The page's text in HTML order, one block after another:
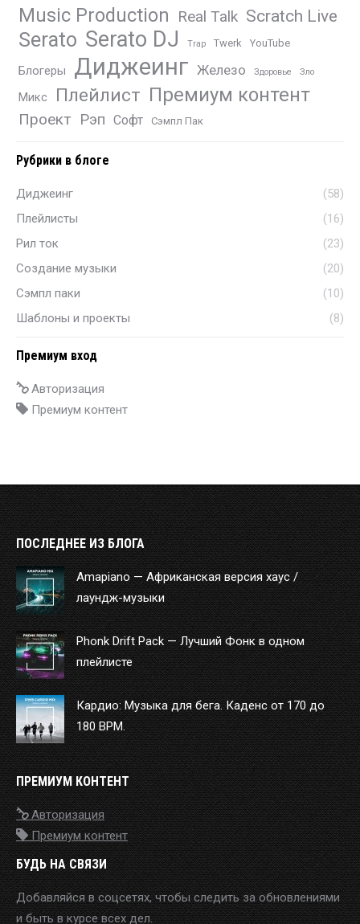
Music Production Real Talk Scratch Live
Serato Serato DJ Trap Twerk YouTube
Блогеры Диджеинг Железо Здоровье Зло
Микс Плейлист Премиум контент
Проект Рэп Софт Сэмпл Пак
Рубрики в блоге
Диджеинг
(58)
Плейлисты
(16)
Рил ток
(23)
Создание музыки
(20)
Сэмпл паки
(10)
Шаблоны и проекты
(8)
Премиум вход
Авторизация
Премиум контент
ПОСЛЕДНЕЕ ИЗ БЛОГА
Amapiano — Африканская версия хаус /
лаундж-музыки
Phonk Drift Pack — Лучший Фонк в одном
плейлисте
Кардио: Музыка для бега. Каденс от 170 до
180 BPM.
ПРЕМИУМ КОНТЕНТ
Авторизация
Премиум контент
БУДЬ НА СВЯЗИ
Добавляйся в соцсетях, чтобы следить за обновлениями
и быть в курсе всех дел.